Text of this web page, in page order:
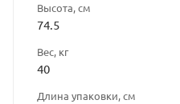
Высота, см
74.5
Вес, кг
40
Длина упаковки, см